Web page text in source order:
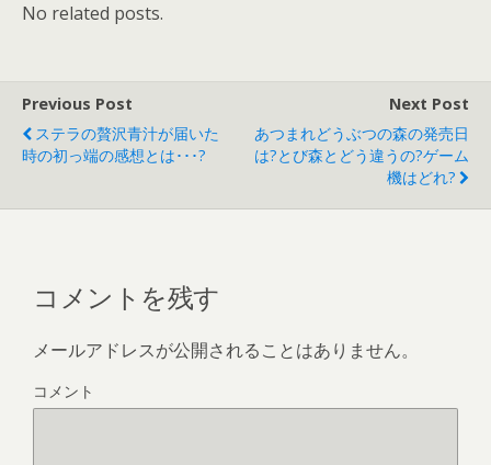
No related posts.
Previous Post
ステラの贅沢青汁が届いた
時の初っ端の感想とは･･･?
Next Post
あつまれどうぶつの森の発売日
は?とび森とどう違うの?ゲーム
機はどれ?
コメントを残す
メールアドレスが公開されることはありません。
コメント